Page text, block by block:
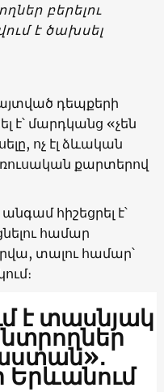
բերելու
է ծախսել
դեպքերի
է՝ մարդկանց «չեն
ոչ էլ ձևական
քարտերով
հիշեցրել է՝
համար
տալու համար՝
է տասնյակ
Երևանում